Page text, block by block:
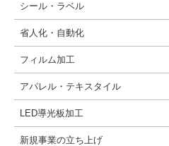
シール・ラベル
省人化・自動化
フィルム加工
アパレル・テキスタイル
LED導光板加工
新規事業の立ち上げ
レーザ